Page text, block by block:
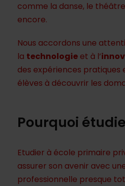
comme la danse, le
encore.
Nous accordons une
la technologie et à l’
des expériences pratiques
élèves à découvrir les
Pourquoi
Etudier à école primaire
assurer son avenir avec
professionnelle presque